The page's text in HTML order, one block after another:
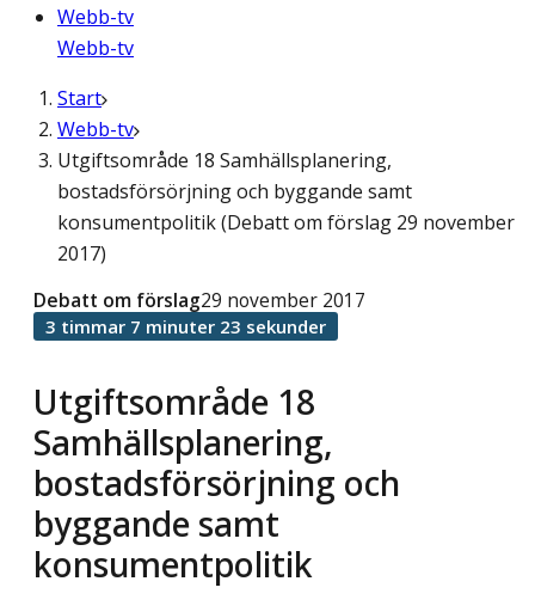
Webb-tv
Webb-tv
Start
Webb-tv
Utgiftsområde 18 Samhällsplanering,
bostadsförsörjning och byggande samt
konsumentpolitik (Debatt om förslag 29 november
2017)
Utgiftsområde 18
Samhällsplanering,
bostadsförsörjning och
byggande samt
konsumentpolitik
Debatt om förslag29 november 2017
3 timmar 7 minuter 23 sekunder